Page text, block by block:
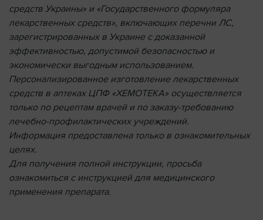
средств Украины» и «Государственного формуляра
лекарственных средств», включающих перечни ЛС,
зарегистрированных в Украине с доказанной
эффективностью, допустимой безопасностью и
экономически выгодным использованием.
Персонализированное изготовление лекарственных
средств в аптеках ЦПФ «ХЕМОТЕКА» осуществляется
только по рецептам врачей и по заказу-требованию
лечебно-профилактических учреждений.
Информация предоставлена ​​только в ознакомительных
целях.
Для получения полной инструкции, просьба
ознакомиться с инструкцией для медицинского
применения препарата.